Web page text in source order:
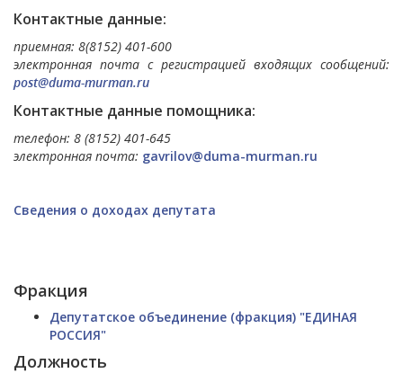
Контактные данные:
приемная: 8(8152) 401-600
электронная почта с регистрацией входящих сообщений:
post@duma-murman.ru
Контактные данные помощника:
телефон: 8 (8152) 401-645
электронная почта: gavrilov@duma-murman.ru
Сведения о доходах депутата
Фракция
Депутатское объединение (фракция) "ЕДИНАЯ
РОССИЯ"
Должность